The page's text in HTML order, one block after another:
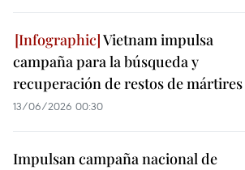
Vietnam impulsa
campaña para la búsqueda y
recuperación de restos de mártires
13/06/2026 00:30
Impulsan campaña nacional de